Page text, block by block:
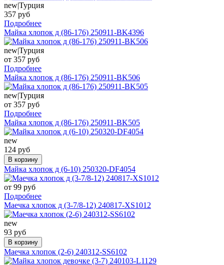
new|Турция
357 руб
Подробнее
Майка хлопок д (86-176) 250911-BK4396
new|Турция
от 357 руб
Подробнее
Майка хлопок д (86-176) 250911-BK506
new|Турция
от 357 руб
Подробнее
Майка хлопок д (86-176) 250911-BK505
new
124 руб
В корзину
Майка хлопок д (6-10) 250320-DF4054
от 99 руб
Подробнее
Маечка хлопок д (3-7/8-12) 240817-XS1012
new
93 руб
В корзину
Маечка хлопок (2-6) 240312-SS6102